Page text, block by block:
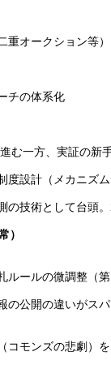
オークション等）
チの体系化
む一方、実証の新
設計（メカニズ
技術として台頭
）
ルールの微調整（
公開の違いがス
モンズの悲劇）